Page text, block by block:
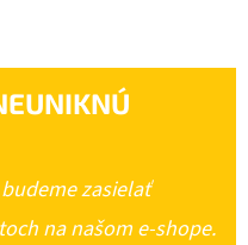
zasielať
na našom e-shope.